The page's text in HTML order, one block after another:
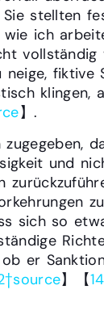
stellten
ich
vollständig
fiktive
klingen,
】.
und
sich so
er
】【